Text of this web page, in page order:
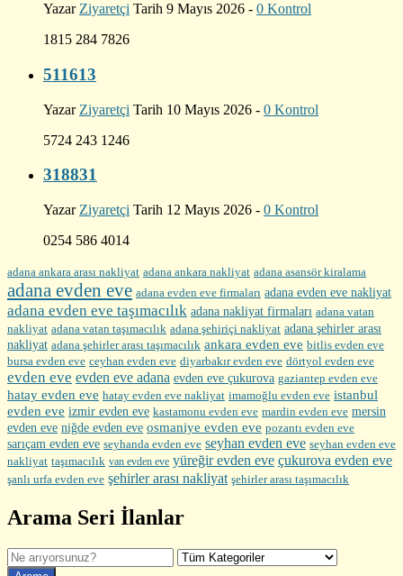
Yazar Ziyaretçi Tarih 9 Mayıs 2026 - 0 Kontrol
1815 284 7826
511613
Yazar Ziyaretçi Tarih 10 Mayıs 2026 - 0 Kontrol
5724 243 1246
318831
Yazar Ziyaretçi Tarih 12 Mayıs 2026 - 0 Kontrol
0254 586 4014
adana ankara arası nakliyat adana ankara nakliyat adana asansör kiralama
adana evden eve adana evden eve firmaları adana evden eve nakliyat
adana evden eve taşımacılık adana nakliyat firmaları adana vatan
nakliyat adana vatan taşımacılık adana şehiriçi nakliyat adana şehirler arası
nakliyat adana şehirler arası taşımacılık ankara evden eve bitlis evden eve
bursa evden eve ceyhan evden eve diyarbakır evden eve dörtyol evden eve
evden eve evden eve adana evden eve çukurova gaziantep evden eve
hatay evden eve hatay evden eve nakliyat imamoğlu evden eve istanbul
evden eve izmir evden eve kastamonu evden eve mardin evden eve mersin
evden eve niğde evden eve osmaniye evden eve pozantı evden eve
sarıçam evden eve seyhanda evden eve seyhan evden eve seyhan evden eve
nakliyat taşımacılık van evden eve yüreğir evden eve çukurova evden eve
şanlı urfa evden eve şehirler arası nakliyat şehirler arası taşımacılık
Arama Seri İlanlar